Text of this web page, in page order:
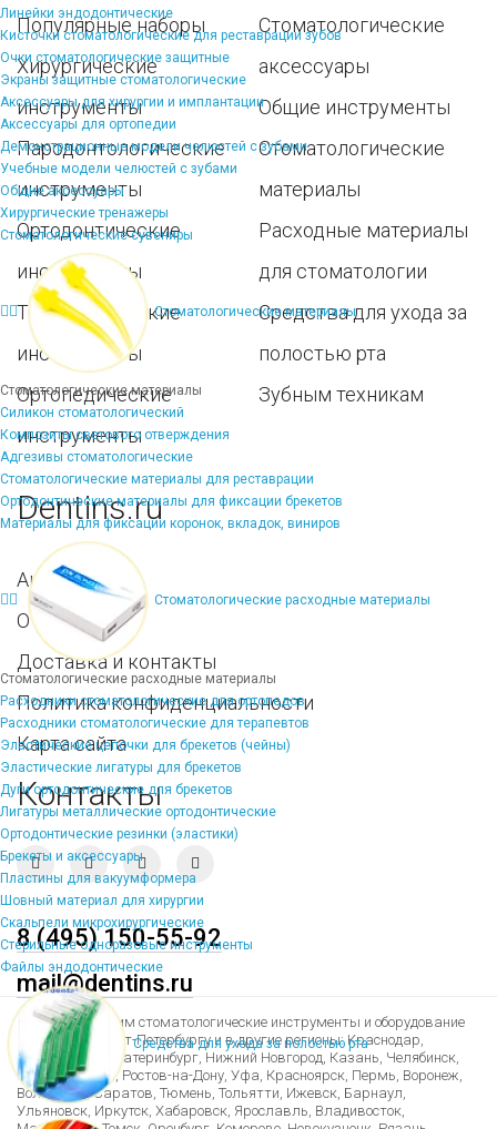
Линейки эндодонтические
Кисточки стоматологические для реставрации зубов
Очки стоматологические защитные
Экраны защитные стоматологические
Аксессуары для хирургии и имплантации
Аксессуары для ортопедии
Демонстрационные модели челюстей с зубами
Учебные модели челюстей с зубами
Общие аксессуары
Хирургические тренажеры
Стоматологические сувениры
Стоматологические материалы
Стоматологические материалы
Силикон стоматологический
Композиты светового отверждения
Адгезивы стоматологические
Стоматологические материалы для реставрации
Ортодонтические материалы для фиксации брекетов
Материалы для фиксации коронок, вкладок, виниров
Стоматологические расходные материалы
Стоматологические расходные материалы
Расходники стоматологические для ортопедов
Расходники стоматологические для терапевтов
Эластические цепочки для брекетов (чейны)
Эластические лигатуры для брекетов
Дуги ортодонтические для брекетов
Лигатуры металлические ортодонтические
Ортодонтические резинки (эластики)
Брекеты и аксессуары
Пластины для вакуумформера
Шовный материал для хирургии
Скальпели микрохирургические
Стерильные одноразовые инструменты
Файлы эндодонтические
Средства для ухода за полостью рта
Популярные наборы
Хирургические
инструменты
Пародонтологические
инструменты
Ортодонтические
инструменты
Терапевтические
инструменты
Ортопедические
инструменты
Стоматологические
аксессуары
Общие инструменты
Стоматологические
материалы
Расходные материалы
для стоматологии
Средства для ухода за
полостью рта
Зубным техникам
Dentins.ru
Акции
О нас
Доставка и контакты
Политика конфиденциальности
Карта сайта
Контакты
8 (495) 150-55-92
mail@dentins.ru
Быстро доставим стоматологические инструменты и оборудование
по Москве, Санкт-Петербургу и в другие регионы: Краснодар,
Новосибирск, Екатеринбург, Нижний Новгород, Казань, Челябинск,
Омск, Самара, Ростов-на-Дону, Уфа, Красноярск, Пермь, Воронеж,
Волгоград, Саратов, Тюмень, Тольятти, Ижевск, Барнаул,
Ульяновск, Иркутск, Хабаровск, Ярославль, Владивосток,